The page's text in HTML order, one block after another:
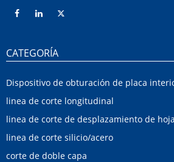
CATEGORÍA
linea de corte longitudinal
linea de corte de desplazamiento de
linea de corte silicio/acero
corte de doble capa